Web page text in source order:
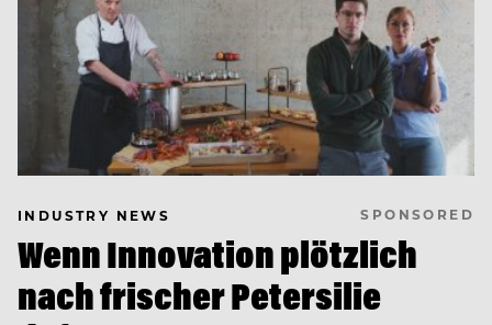
INDUSTRY NEWS SPONSORED
Wenn Innovation plötzlich
nach frischer Petersilie